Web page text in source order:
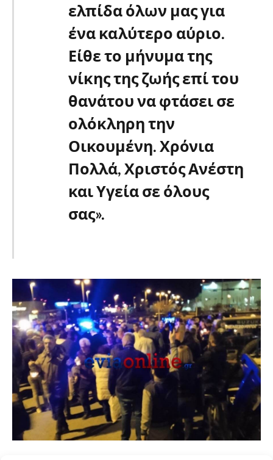
ελπίδα όλων μας για
ένα καλύτερο αύριο.
Είθε το μήνυμα της
νίκης της ζωής επί του
θανάτου να φτάσει σε
ολόκληρη την
Οικουμένη. Χρόνια
Πολλά, Χριστός Ανέστη
και Υγεία σε όλους
σας».